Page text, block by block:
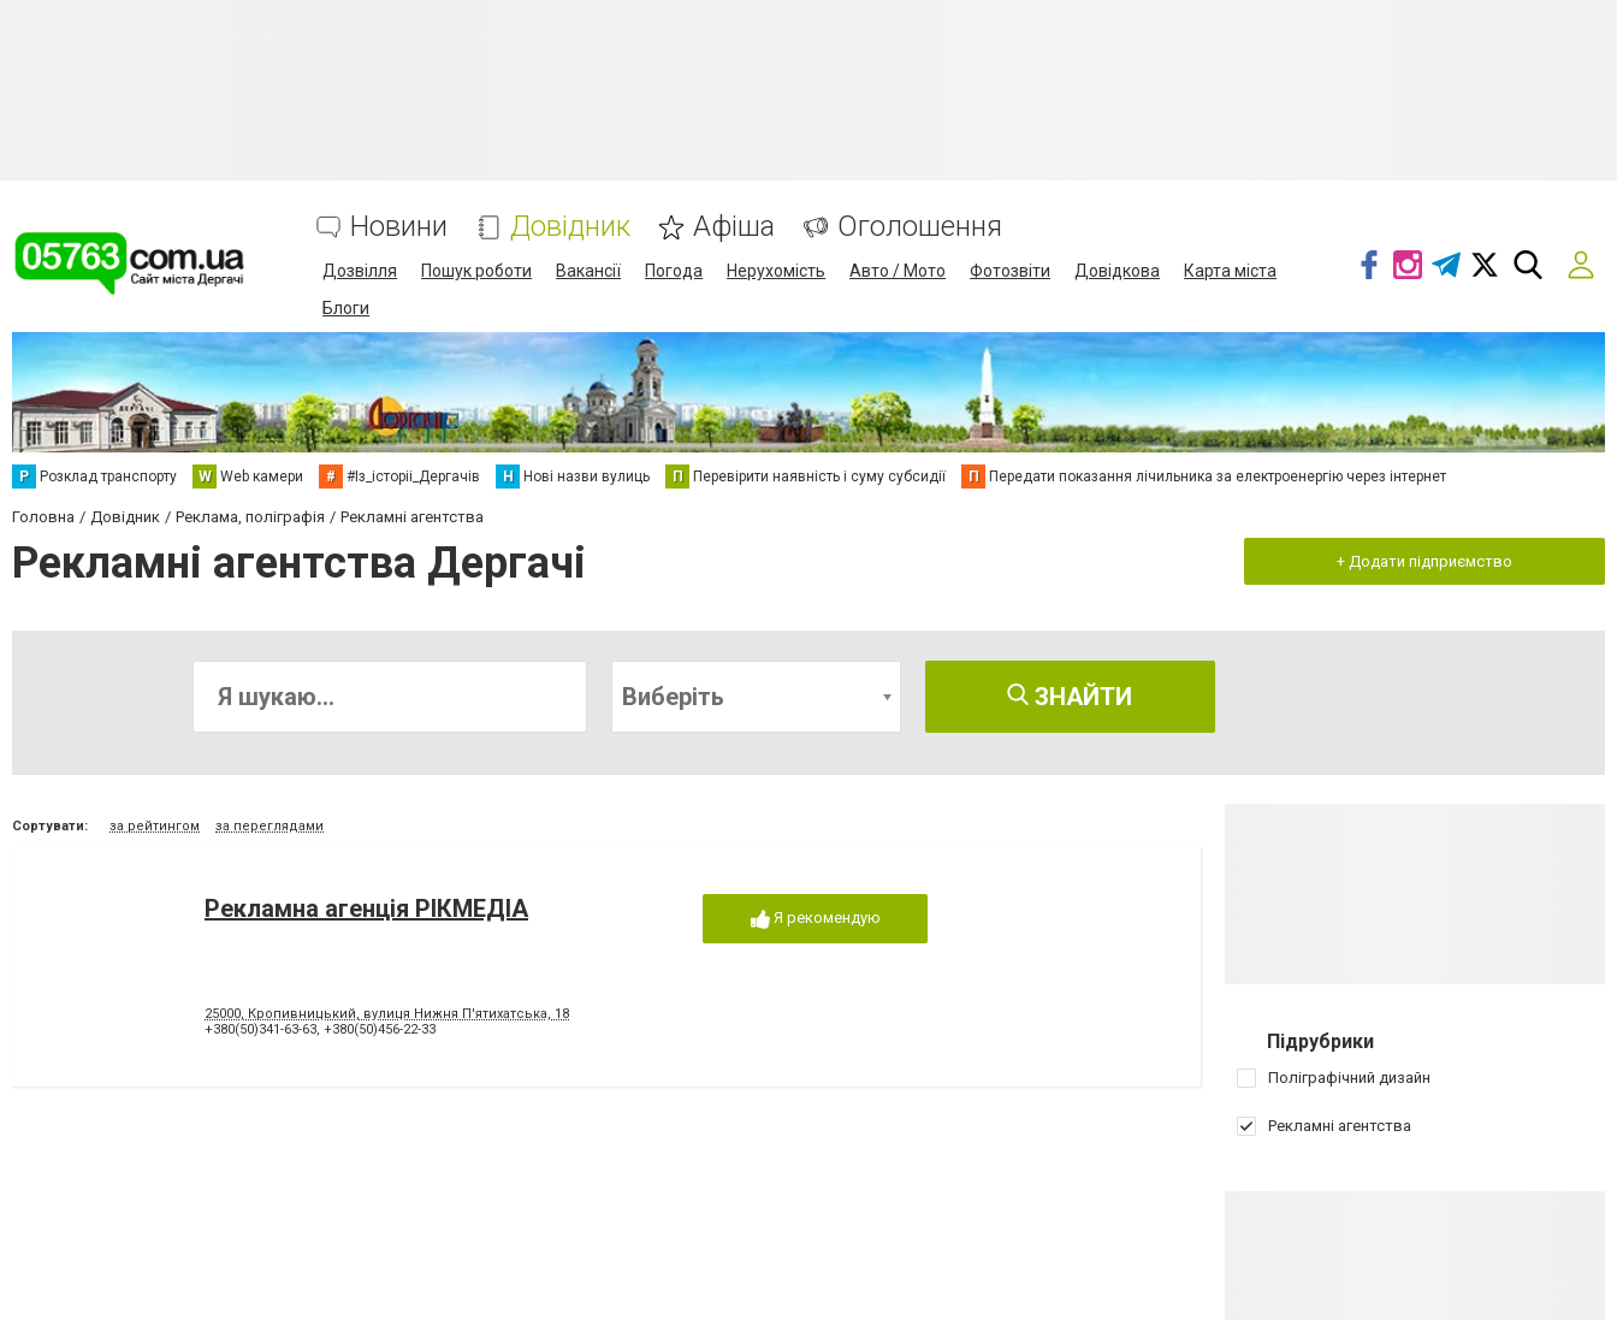
Новини Довідник Афіша Оголошення
Дозвілля Пошук роботи Вакансії Погода Нерухомість Авто / Мото Фотозвіти Довідкова
Карта міста
Блоги
Р Розклад транспорту W Web камери # #Із_історіі_Дергачів Н Нові назви вулиць П Перевірити наявність і суму субсидії П Передати показання лічильника за електроенергію через інтернет
Головна Довідник Реклама, поліграфія Рекламні агентства
Рекламні агентства Дергачі + Додати підприємство
Виберіть ЗНАЙТИ
Сортувати: за рейтингом за переглядами
Рекламна агенція РІКМЕДІА
25000, Кропивницький, вулиця Нижня П'ятихатська, 18
+380(50)341-63-63, +380(50)456-22-33
Я рекомендую
Підрубрики
Поліграфічний дизайн
Рекламні агентства